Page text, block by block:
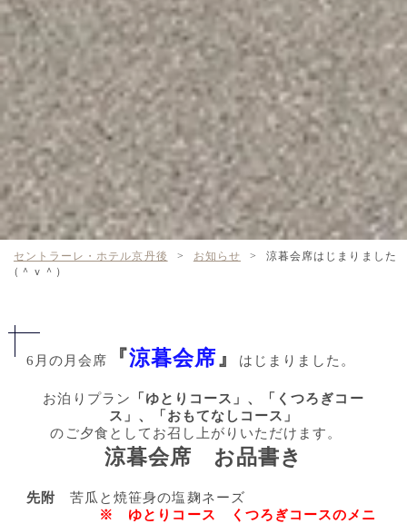
セントラーレ・ホテル京丹後 > お知らせ >
涼暮会席はじまりました
（＾ｖ＾）
6月の月会席 『涼暮会席』 はじまりました。
お泊りプラン
「ゆとりコース」、「くつろぎコー
ス」、「おもてなしコース」
のご夕食としてお召し上がりいただけます。
涼暮会席 お品書き
先附 苦瓜と焼笹身の塩麹ネーズ
※ ゆとりコース くつろぎコースのメニ